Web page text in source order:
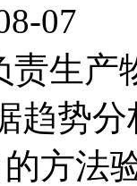
07
责生
趋势
方法